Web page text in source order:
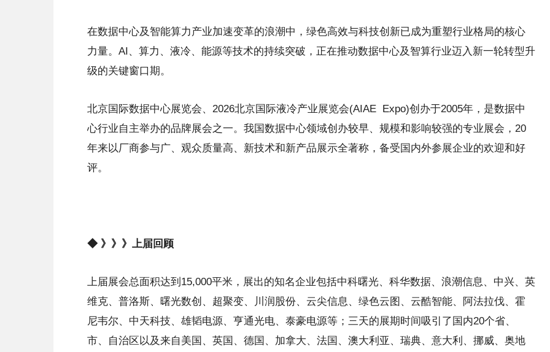
在数据中心及智能算力产业加速变革的浪潮中，绿色高效与科技创新已成为重塑行业格局的核心
力量。AI、算力、液冷、能源等技术的持续突破，正在推动数据中心及智算行业迈入新一轮转型升
级的关键窗口期。
北京国际数据中心展览会、2026北京国际液冷产业展览会(AIAE Expo)创办于2005年，是数据中
心行业自主举办的品牌展会之一。我国数据中心领域创办较早、规模和影响较强的专业展会，20
年来以厂商参与广、观众质量高、新技术和新产品展示全著称，备受国内外参展企业的欢迎和好
评。
◆ 》》》上届回顾
上届展会总面积达到15,000平米，展出的知名企业包括中科曙光、科华数据、浪潮信息、中兴、英
维克、普洛斯、曙光数创、超聚变、川润股份、云尖信息、绿色云图、云酷智能、阿法拉伐、霍
尼韦尔、中天科技、雄韬电源、亨通光电、泰豪电源等；三天的展期时间吸引了国内20个省、
市、自治区以及来自美国、英国、德国、加拿大、法国、澳大利亚、瑞典、意大利、挪威、奥地